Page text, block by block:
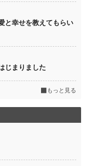
と幸せを教えてもらい
じまりました
もっと見る